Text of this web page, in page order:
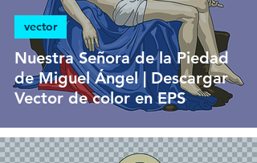
Nuestra Señora de la Piedad
de Miguel Ángel | Descargar
Vector de color en EPS
vector